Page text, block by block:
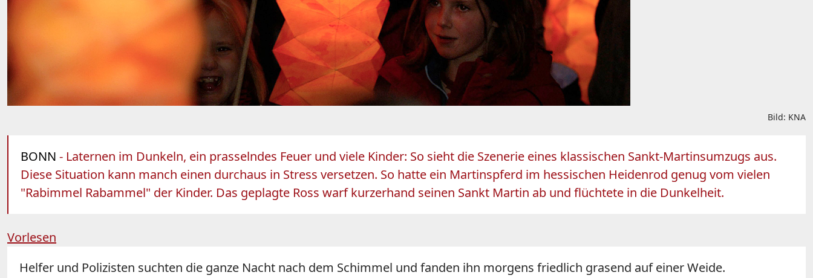
Bild: KNA
BONN - Laternen im Dunkeln, ein prasselndes Feuer und viele Kinder: So sieht die Szenerie eines klassischen Sankt-Martinsumzugs aus.
Diese Situation kann manch einen durchaus in Stress versetzen. So hatte ein Martinspferd im hessischen Heidenrod genug vom vielen
"Rabimmel Rabammel" der Kinder. Das geplagte Ross warf kurzerhand seinen Sankt Martin ab und flüchtete in die Dunkelheit.
Vorlesen
Helfer und Polizisten suchten die ganze Nacht nach dem Schimmel und fanden ihn morgens friedlich grasend auf einer Weide.